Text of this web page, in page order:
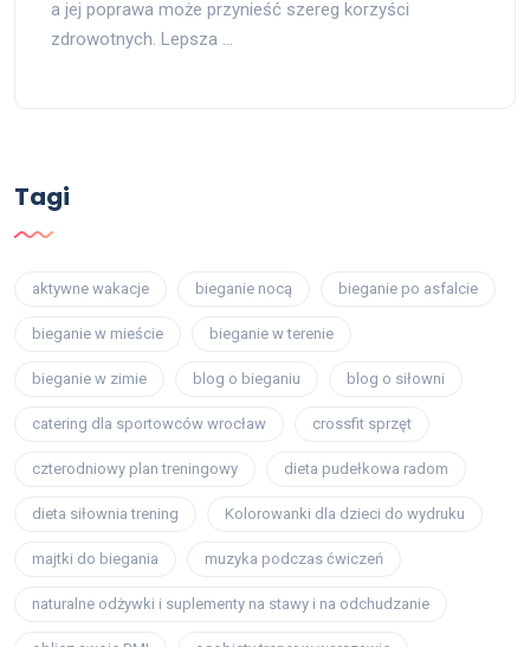
a jej poprawa może przynieść szereg korzyści
zdrowotnych. Lepsza …
Tagi
aktywne wakacje bieganie nocą bieganie po asfalcie
bieganie w mieście bieganie w terenie
bieganie w zimie blog o bieganiu blog o siłowni
catering dla sportowców wrocław crossfit sprzęt
czterodniowy plan treningowy dieta pudełkowa radom
dieta siłownia trening Kolorowanki dla dzieci do wydruku
majtki do biegania muzyka podczas ćwiczeń
naturalne odżywki i suplementy na stawy i na odchudzanie